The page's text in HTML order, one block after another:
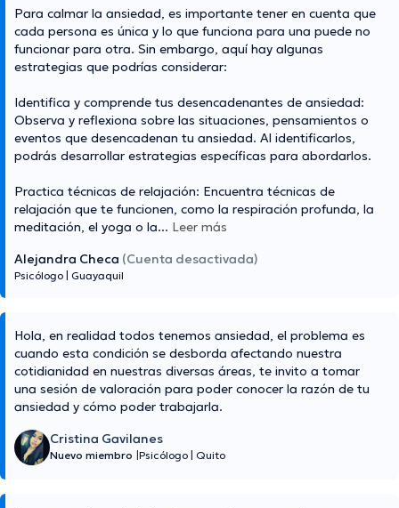
Para calmar la ansiedad, es importante tener en cuenta que
cada persona es única y lo que funciona para una puede no
funcionar para otra. Sin embargo, aquí hay algunas
estrategias que podrías considerar:
Identifica y comprende tus desencadenantes de ansiedad:
Observa y reflexiona sobre las situaciones, pensamientos o
eventos que desencadenan tu ansiedad. Al identificarlos,
podrás desarrollar estrategias específicas para abordarlos.
Practica técnicas de relajación: Encuentra técnicas de
relajación que te funcionen, como la respiración profunda, la
meditación, el yoga o la... Leer más
Alejandra Checa (Cuenta desactivada)
Psicólogo Guayaquil
Hola, en realidad todos tenemos ansiedad, el problema es
cuando esta condición se desborda afectando nuestra
cotidianidad en nuestras diversas áreas, te invito a tomar
una sesión de valoración para poder conocer la razón de tu
ansiedad y cómo poder trabajarla.
Cristina Gavilanes
Nuevo miembro Psicólogo Quito